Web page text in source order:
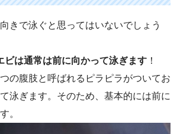
きで泳ぐと思ってはいないでしょう
ビは通常は前に向かって泳ぎます ！
の腹肢と呼ばれるピラピラがついてお
泳ぎます。そのため、基本的には前に
。